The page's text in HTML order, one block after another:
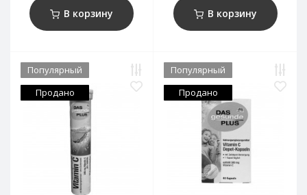
В корзину В корзину
Популярный
Продано
Популярный
Продано